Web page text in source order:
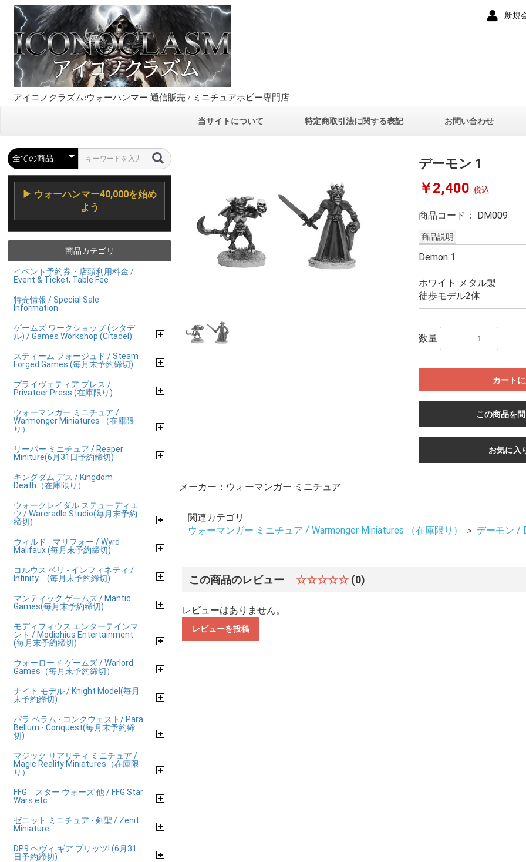
新規
アイコノクラズム:ウォーハンマー 通信販売 / ミニチュアホビー専門店
当サイトについて 特定商取引法に関する表記 お問い合わせ
▶ ウォーハンマー40,000を始め
よう
商品カテゴリ
イベント予約券・店頭利用料金 /
Event & Ticket, Table Fee
特売情報 / Special Sale
Information
ゲームズ ワークショップ (シタデ
ル) / Games Workshop (Citadel)
スティーム フォージュド / Steam
Forged Games (毎月末予約締切)
プライヴェティア プレス /
Privateer Press (在庫限り)
ウォーマンガー ミニチュア /
Warmonger Miniatures （在庫限
り）
リーパー ミニチュア / Reaper
Miniture(6月31日予約締切)
キングダム デス / Kingdom
Death（在庫限り）
ウォークレイダル ステューディエ
ウ / Warcradle Studio(毎月末予約
締切)
ウィルド - マリフォー / Wyrd -
Malifaux (毎月末予約締切)
コルウス ベリ - インフィネティ /
Infinity (毎月末予約締切)
マンティック ゲームズ / Mantic
Games(毎月末予約締切)
モディフィウス エンターテインマ
ント / Modiphius Entertainment
(毎月末予約締切)
ウォーロード ゲームズ / Warlord
Games（毎月末予約締切）
ナイト モデル / Knight Model(毎月
末予約締切)
パラ ベラム - コンクウェスト/ Para
Bellum - Conquest(毎月末予約締
切)
マジック リアリティ ミニチュア /
Magic Reality Miniatures（在庫限
り）
FFG スター ウォーズ 他 / FFG Star
Wars etc.
ゼニット ミニチュア - 剣聖 / Zenit
Miniature
DP9 ヘヴィ ギア ブリッツ! (6月31
日予約締切)
デーモン 1
￥2,400 税込
商品コード： DM009
商品説明
Demon 1
ホワイト メタル製
徒歩モデル2体
数量
カート
この商品を
お気に入
メーカー：ウォーマンガー ミニチュア
関連カテゴリ
ウォーマンガー ミニチュア / Warmonger Miniatures （在庫限り）
＞ デーモン /
この商品のレビュー ☆☆☆☆☆ (0)
レビューはありません。
レビューを投稿